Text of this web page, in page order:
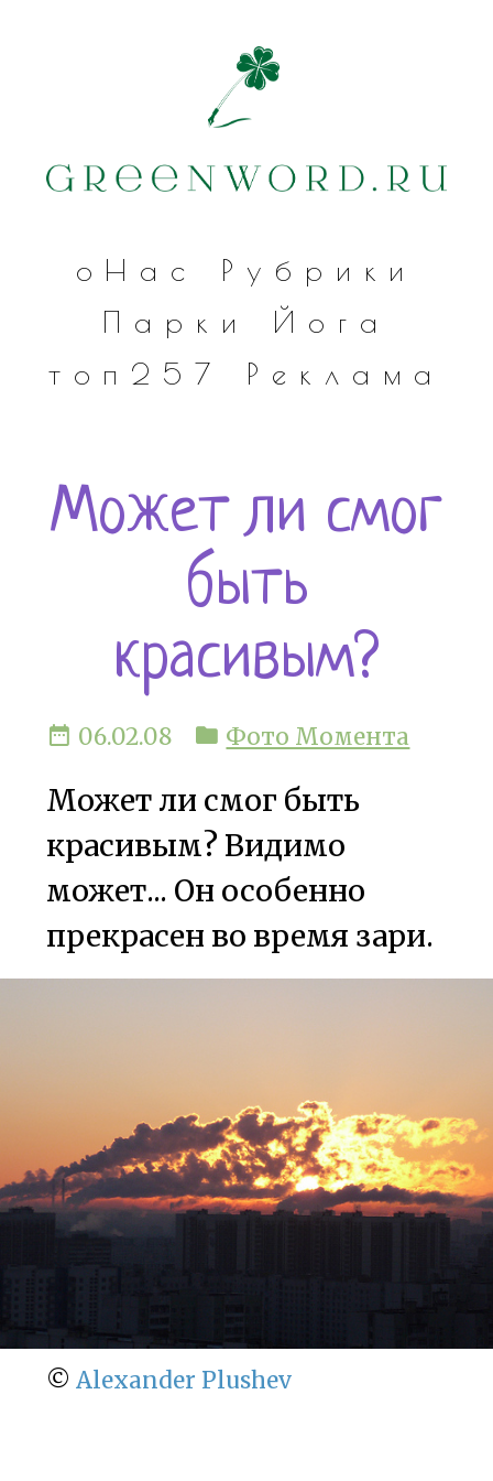
оНас
Рубрики
Парки
Йога
топ257
Реклама
Может ли смог
быть
красивым?
date_range 06.02.08 folder Фото Момента
Может ли смог быть
красивым? Видимо
может... Он особенно
прекрасен во время зари.
© Alexander Plushev